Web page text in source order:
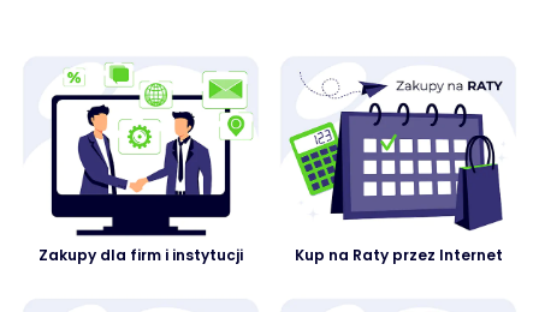
Zakupy dla firm i instytucji Kup na Raty przez Internet